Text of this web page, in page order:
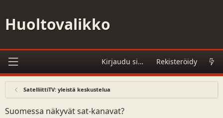
Huoltovalikko
Kirjaudu sisään Rekisteröidy
SatelliittiTV: yleistä keskustelua
Suomessa näkyvät sat-kanavat?